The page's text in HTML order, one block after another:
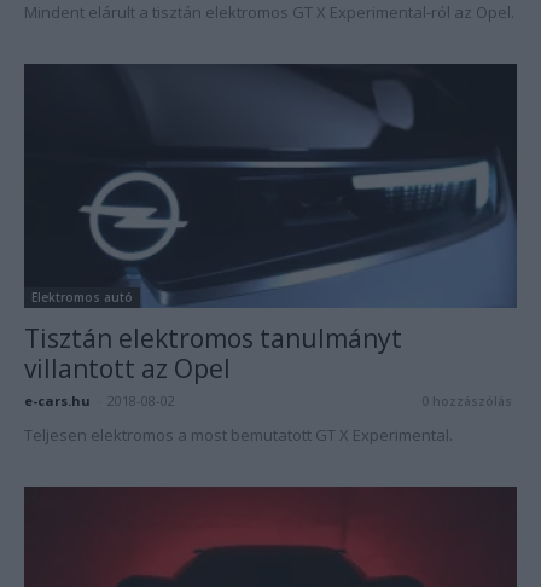
Mindent elárult a tisztán elektromos GT X Experimental-ról az Opel.
Elektromos autó
Tisztán elektromos tanulmányt
villantott az Opel
e-cars.hu 2018-08-02 0 hozzászólás
Teljesen elektromos a most bemutatott GT X Experimental.